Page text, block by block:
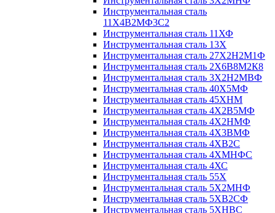
Инструментальная сталь
11Х4В2МФ3С2
Инструментальная сталь 11ХФ
Инструментальная сталь 13Х
Инструментальная сталь 27Х2Н2М1Ф
Инструментальная сталь 2Х6В8М2К8
Инструментальная сталь 3Х2Н2МВФ
Инструментальная сталь 40Х5МФ
Инструментальная сталь 45ХНМ
Инструментальная сталь 4Х2В5МФ
Инструментальная сталь 4Х2НМФ
Инструментальная сталь 4Х3ВМФ
Инструментальная сталь 4ХВ2С
Инструментальная сталь 4ХМНФС
Инструментальная сталь 4ХС
Инструментальная сталь 55Х
Инструментальная сталь 5Х2МНФ
Инструментальная сталь 5ХВ2СФ
Инструментальная сталь 5ХНВС